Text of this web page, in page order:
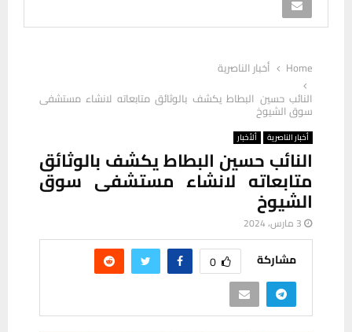
Home
أخبار الناصرية
النائب حسين البطاط يكشف بالوثائق متابعاته لانشاء مستشفى
سوق الشيوخ
أخبار الناصرية ألأخبار
النائب حسين البطاط يكشف بالوثائق
متابعاته لانشاء مستشفى سوق
الشيوخ
3 مارس، 2024
مشاركة 0